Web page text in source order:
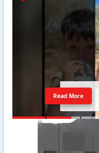
Read More